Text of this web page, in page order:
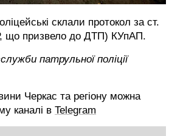
склали протокол за ст.
що призвело до ДТП) КУпАП.
патрульної поліції
Черкас та регіону можна
каналі в Telegram